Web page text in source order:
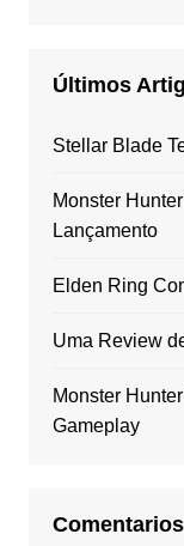
Últimos
Stellar Blade
Monster
Lançamento
Elden Ring
Uma Review
Monster
Gameplay